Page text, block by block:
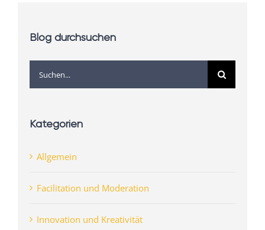
Blog durchsuchen
Suche
nach:
Kategorien
Allgemein
Facilitation und Moderation
Innovation und Kreativität